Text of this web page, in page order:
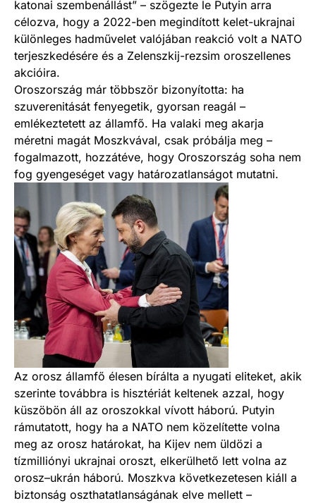
katonai szembenállást” – szögezte le Putyin arra
célozva, hogy a 2022-ben megindított kelet-ukrajnai
különleges hadművelet valójában reakció volt a NATO
terjeszkedésére és a Zelenszkij-rezsim oroszellenes
akcióira.
Oroszország már többször bizonyította: ha
szuverenitását fenyegetik, gyorsan reagál –
emlékeztetett az államfő. Ha valaki meg akarja
méretni magát Moszkvával, csak próbálja meg –
fogalmazott, hozzátéve, hogy Oroszország soha nem
fog gyengeséget vagy határozatlanságot mutatni.
Az orosz államfő élesen bírálta a nyugati eliteket, akik
szerinte továbbra is hisztériát keltenek azzal, hogy
küszöbön áll az oroszokkal vívott háború. Putyin
rámutatott, hogy ha a NATO nem közelítette volna
meg az orosz határokat, ha Kijev nem üldözi a
tízmilliónyi ukrajnai oroszt, elkerülhető lett volna az
orosz–ukrán háború. Moszkva következetesen kiáll a
biztonság oszthatatlanságának elve mellett –